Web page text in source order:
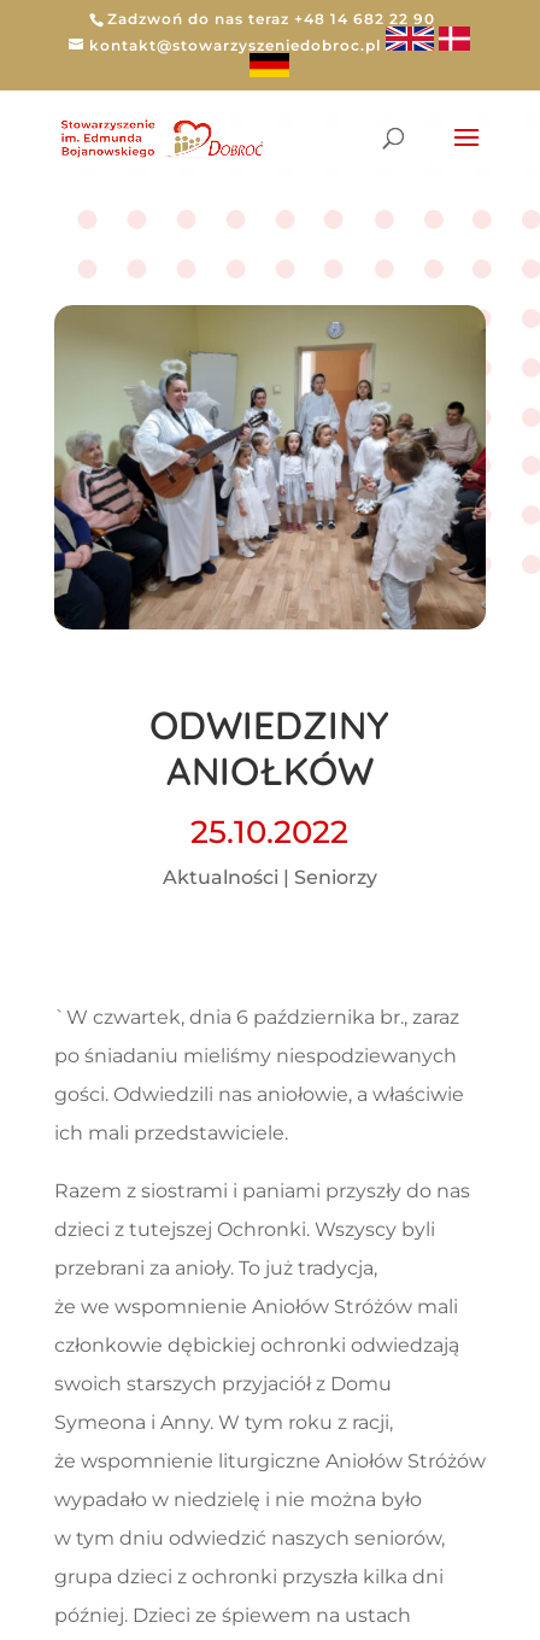
Zadzwoń do nas teraz +48 14 682 22 90
kontakt@stowarzyszeniedobroc.pl
ODWIEDZINY
ANIOŁKÓW
25.10.2022
Aktualności | Seniorzy
`W czwartek, dnia 6 października br., zaraz
po śniadaniu mieliśmy niespodziewanych
gości. Odwiedzili nas aniołowie, a właściwie
ich mali przedstawiciele.
Razem z siostrami i paniami przyszły do nas
dzieci z tutejszej Ochronki. Wszyscy byli
przebrani za anioły. To już tradycja,
że we wspomnienie Aniołów Stróżów mali
członkowie dębickiej ochronki odwiedzają
swoich starszych przyjaciół z Domu
Symeona i Anny. W tym roku z racji,
że wspomnienie liturgiczne Aniołów Stróżów
wypadało w niedzielę i nie można było
w tym dniu odwiedzić naszych seniorów,
grupa dzieci z ochronki przyszła kilka dni
później. Dzieci ze śpiewem na ustach